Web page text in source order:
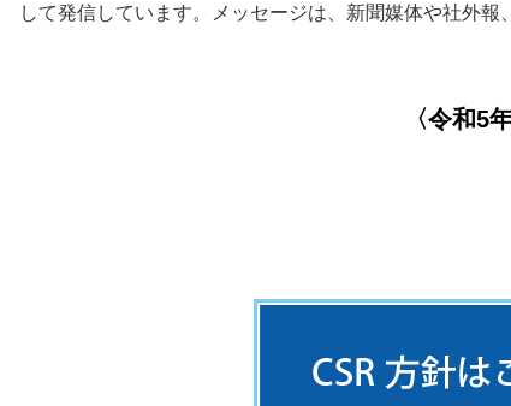
して発信しています。メッセージは、新聞媒体や社外報
〈令和5